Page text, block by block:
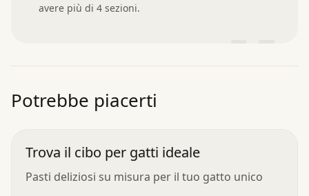
avere più di 4 sezioni.
Potrebbe piacerti
Trova il cibo per gatti ideale
Pasti deliziosi su misura per il tuo gatto unico